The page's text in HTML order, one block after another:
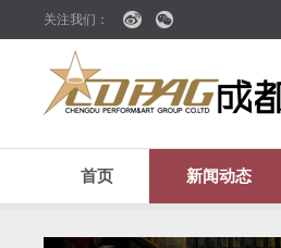
关注我们：
首页 新闻动态